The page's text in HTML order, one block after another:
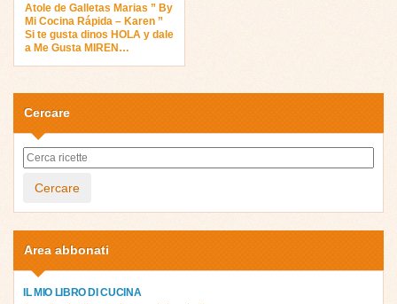
Atole de Galletas Marias ” By
Mi Cocina Rápida – Karen ”
Si te gusta dinos HOLA y dale
a Me Gusta MIREN…
Cercare
Cercare
Area abbonati
IL MIO LIBRO DI CUCINA